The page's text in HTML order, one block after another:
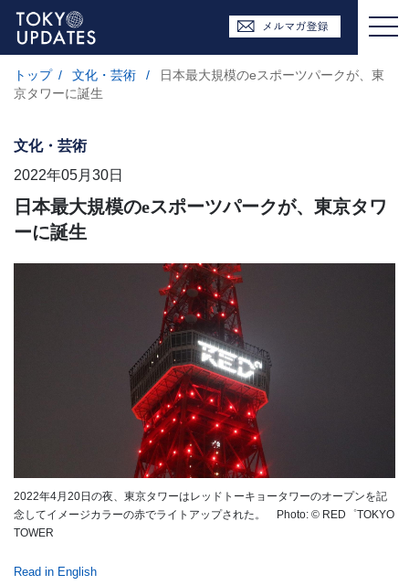
トップ / 文化・芸術 /
日本最大規模のeスポーツパークが、東
京タワーに誕生
文化・芸術
2022年05月30日
日本最大規模のeスポーツパークが、東京タワ
ーに誕生
2022年4月20日の夜、東京タワーはレッドトーキョータワーのオープンを記
念してイメージカラーの赤でライトアップされた。 Photo: © RED゜TOKYO
TOWER
Read in English